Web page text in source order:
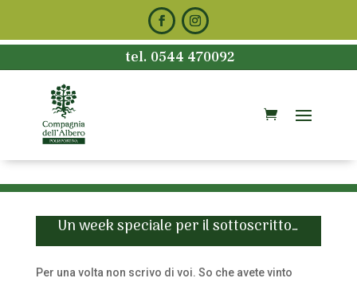
tel. 0544 470092
Un week speciale per il sottoscritto…
Per una volta non scrivo di voi. So che avete vinto